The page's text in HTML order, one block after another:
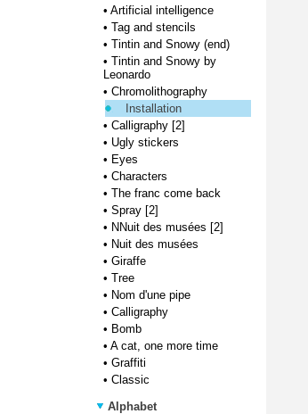
• Artificial intelligence
• Tag and stencils
• Tintin and Snowy (end)
• Tintin and Snowy by
Leonardo
• Chromolithography
Installation
• Calligraphy [2]
• Ugly stickers
• Eyes
• Characters
• The franc come back
• Spray [2]
• NNuit des musées [2]
• Nuit des musées
• Giraffe
• Tree
• Nom d'une pipe
• Calligraphy
• Bomb
• A cat, one more time
• Graffiti
• Classic
Alphabet